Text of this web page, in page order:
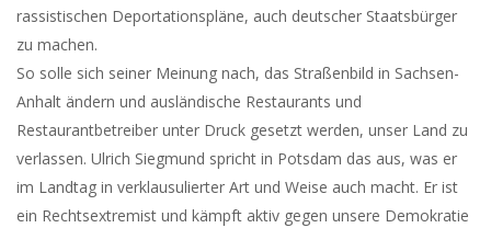
rassistischen Deportationspläne, auch deutscher Staatsbürger
zu machen.
So solle sich seiner Meinung nach, das Straßenbild in Sachsen-
Anhalt ändern und ausländische Restaurants und
Restaurantbetreiber unter Druck gesetzt werden, unser Land zu
verlassen. Ulrich Siegmund spricht in Potsdam das aus, was er
im Landtag in verklausulierter Art und Weise auch macht. Er ist
ein Rechtsextremist und kämpft aktiv gegen unsere Demokratie